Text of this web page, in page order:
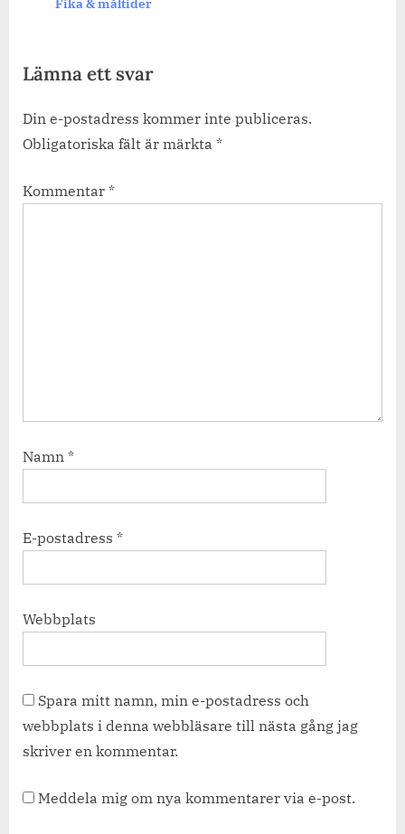
Fika & måltider
Lämna ett svar
Din e-postadress kommer inte publiceras.
Obligatoriska fält är märkta *
Kommentar *
Namn *
E-postadress *
Webbplats
Spara mitt namn, min e-postadress och
webbplats i denna webbläsare till nästa gång jag
skriver en kommentar.
Meddela mig om nya kommentarer via e-post.